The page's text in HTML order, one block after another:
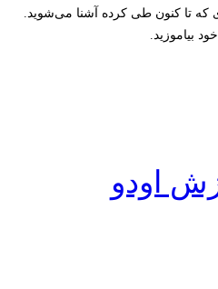
تا کنون طی کرده آشنا می‌شوید.
بیاموزید.
اودو